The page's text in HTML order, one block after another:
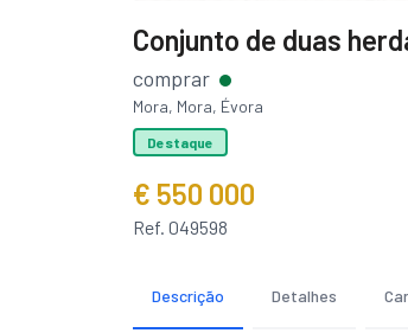
Conjunto de duas
comprar
Mora, Mora, Évora
Destaque
€ 550 000
Ref. 049598
Descrição Detalhes